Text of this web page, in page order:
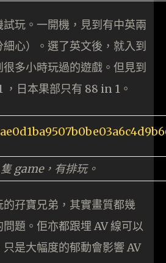
玩。一開機，見到有中英兩
心）。選了英文後，就入到
多小時玩過的遊戲。但見到
日本果部只有 88 in 1。
game，有排玩。
孖寶兄弟，其實畫質都幾
題。佢亦都跟埋 AV 線可以
是大幅度的郁動會影響 AV